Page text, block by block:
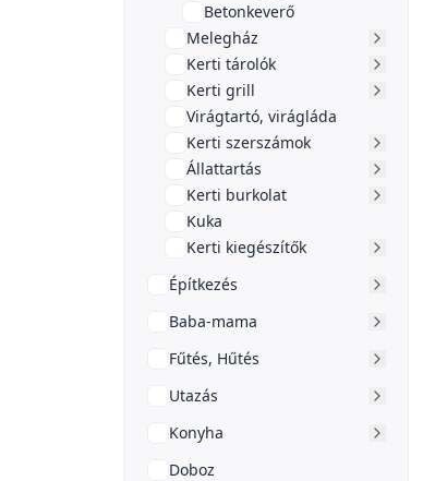
Betonkeverő
Melegház
Kerti tárolók
Kerti grill
Virágtartó, virágláda
Kerti szerszámok
Állattartás
Kerti burkolat
Kuka
Kerti kiegészítők
Építkezés
Baba-mama
Fűtés, Hűtés
Utazás
Konyha
Doboz